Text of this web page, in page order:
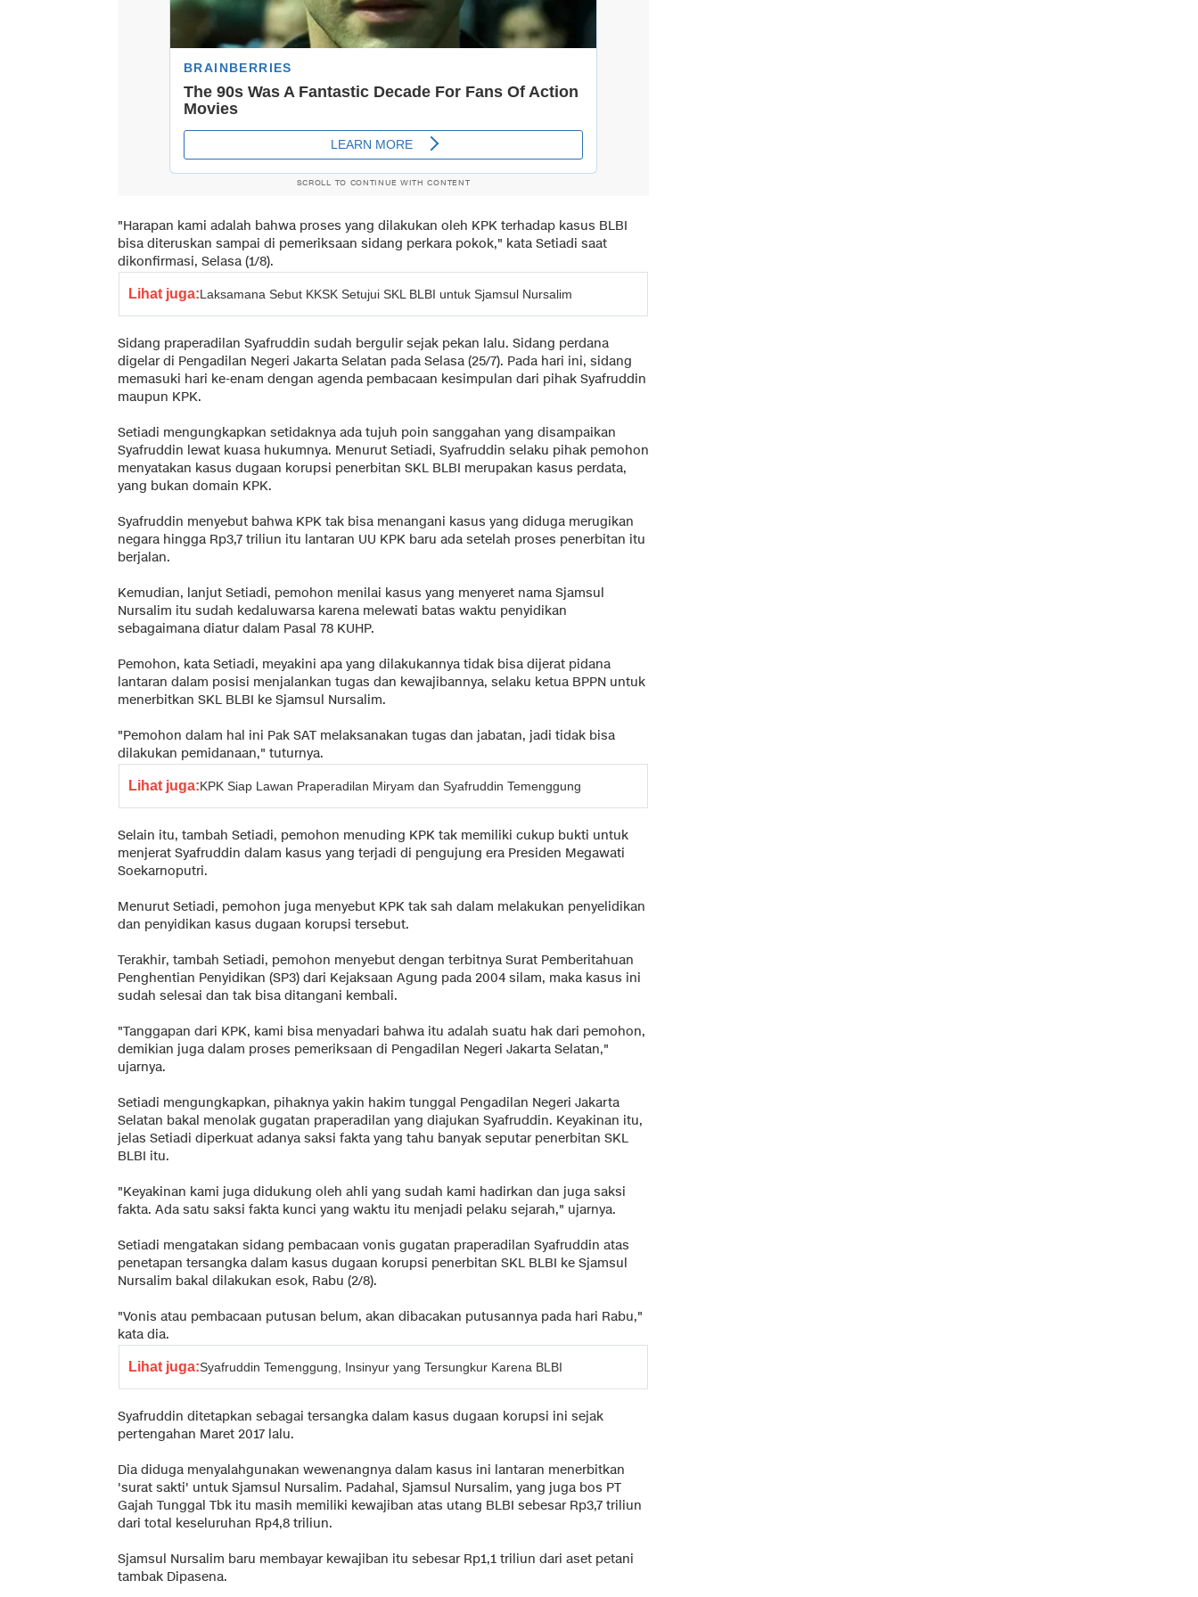
SCROLL TO CONTINUE WITH CONTENT
"Harapan kami adalah bahwa proses yang dilakukan oleh KPK terhadap kasus BLBI
bisa diteruskan sampai di pemeriksaan sidang perkara pokok," kata Setiadi saat
dikonfirmasi, Selasa (1/8).
Lihat juga:Laksamana Sebut KKSK Setujui SKL BLBI untuk Sjamsul Nursalim
Sidang praperadilan Syafruddin sudah bergulir sejak pekan lalu. Sidang perdana
digelar di Pengadilan Negeri Jakarta Selatan pada Selasa (25/7). Pada hari ini, sidang
memasuki hari ke-enam dengan agenda pembacaan kesimpulan dari pihak Syafruddin
maupun KPK.
Setiadi mengungkapkan setidaknya ada tujuh poin sanggahan yang disampaikan
Syafruddin lewat kuasa hukumnya. Menurut Setiadi, Syafruddin selaku pihak pemohon
menyatakan kasus dugaan korupsi penerbitan SKL BLBI merupakan kasus perdata,
yang bukan domain KPK.
Syafruddin menyebut bahwa KPK tak bisa menangani kasus yang diduga merugikan
negara hingga Rp3,7 triliun itu lantaran UU KPK baru ada setelah proses penerbitan itu
berjalan.
Kemudian, lanjut Setiadi, pemohon menilai kasus yang menyeret nama Sjamsul
Nursalim itu sudah kedaluwarsa karena melewati batas waktu penyidikan
sebagaimana diatur dalam Pasal 78 KUHP.
Pemohon, kata Setiadi, meyakini apa yang dilakukannya tidak bisa dijerat pidana
lantaran dalam posisi menjalankan tugas dan kewajibannya, selaku ketua BPPN untuk
menerbitkan SKL BLBI ke Sjamsul Nursalim.
"Pemohon dalam hal ini Pak SAT melaksanakan tugas dan jabatan, jadi tidak bisa
dilakukan pemidanaan," tuturnya.
Lihat juga:KPK Siap Lawan Praperadilan Miryam dan Syafruddin Temenggung
Selain itu, tambah Setiadi, pemohon menuding KPK tak memiliki cukup bukti untuk
menjerat Syafruddin dalam kasus yang terjadi di pengujung era Presiden Megawati
Soekarnoputri.
Menurut Setiadi, pemohon juga menyebut KPK tak sah dalam melakukan penyelidikan
dan penyidikan kasus dugaan korupsi tersebut.
Terakhir, tambah Setiadi, pemohon menyebut dengan terbitnya Surat Pemberitahuan
Penghentian Penyidikan (SP3) dari Kejaksaan Agung pada 2004 silam, maka kasus ini
sudah selesai dan tak bisa ditangani kembali.
"Tanggapan dari KPK, kami bisa menyadari bahwa itu adalah suatu hak dari pemohon,
demikian juga dalam proses pemeriksaan di Pengadilan Negeri Jakarta Selatan,"
ujarnya.
Setiadi mengungkapkan, pihaknya yakin hakim tunggal Pengadilan Negeri Jakarta
Selatan bakal menolak gugatan praperadilan yang diajukan Syafruddin. Keyakinan itu,
jelas Setiadi diperkuat adanya saksi fakta yang tahu banyak seputar penerbitan SKL
BLBI itu.
"Keyakinan kami juga didukung oleh ahli yang sudah kami hadirkan dan juga saksi
fakta. Ada satu saksi fakta kunci yang waktu itu menjadi pelaku sejarah," ujarnya.
Setiadi mengatakan sidang pembacaan vonis gugatan praperadilan Syafruddin atas
penetapan tersangka dalam kasus dugaan korupsi penerbitan SKL BLBI ke Sjamsul
Nursalim bakal dilakukan esok, Rabu (2/8).
"Vonis atau pembacaan putusan belum, akan dibacakan putusannya pada hari Rabu,"
kata dia.
Lihat juga:Syafruddin Temenggung, Insinyur yang Tersungkur Karena BLBI
Syafruddin ditetapkan sebagai tersangka dalam kasus dugaan korupsi ini sejak
pertengahan Maret 2017 lalu.
Dia diduga menyalahgunakan wewenangnya dalam kasus ini lantaran menerbitkan
'surat sakti' untuk Sjamsul Nursalim. Padahal, Sjamsul Nursalim, yang juga bos PT
Gajah Tunggal Tbk itu masih memiliki kewajiban atas utang BLBI sebesar Rp3,7 triliun
dari total keseluruhan Rp4,8 triliun.
Sjamsul Nursalim baru membayar kewajiban itu sebesar Rp1,1 triliun dari aset petani
tambak Dipasena.